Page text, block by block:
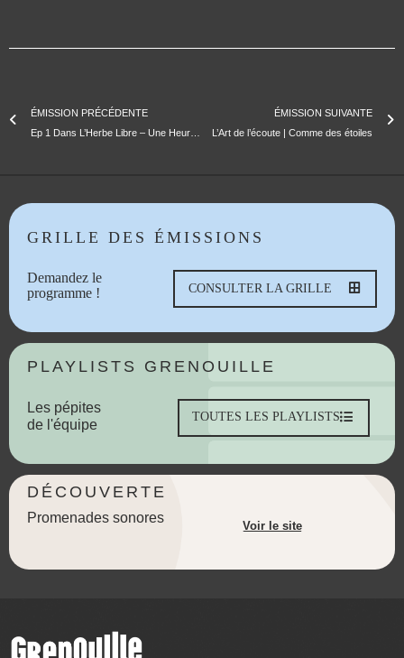
ÉMISSION PRÉCÉDENTE
ÉMISSION SUIVANTE
L’Art de l’écoute | Comme des étoiles
GRILLE DES ÉMISSIONS
Demandez le
programme !
CONSULTER LA GRILLE
PLAYLISTS GRENOUILLE
Les pépites
de l'équipe
TOUTES LES PLAYLISTS
DÉCOUVERTE
Promenades sonores
Voir le site